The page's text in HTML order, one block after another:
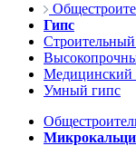
Гипс
Медицинский
Умный гипс